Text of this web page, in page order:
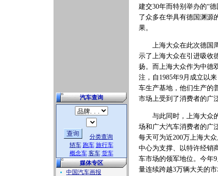
汽车查询
分类查询
轿车 跑车 旅行车
概念车 客车 货车
媒体专区
中国汽车画报
建交30年而特别举办的“
了众多在华具有德国渊源
果。
上海大众在此次德国
示了上海大众在引进吸收
扬。而上海大众作为中德
注，自1985年9月成立以
车生产基地，他们生产的
市场上受到了消费者的广
与此同时，上海大众
场和广大汽车消费者的广
每天可为近200万上海大
中心为支撑、以特许经销
车市场的领军地位。今年
量连续跨越3万辆大关的